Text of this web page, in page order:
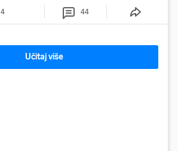
4 44
Učitaj više